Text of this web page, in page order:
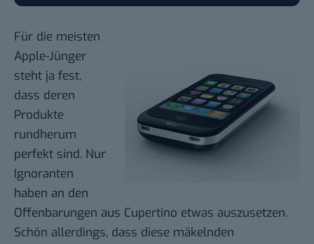
Für die meisten
Apple-Jünger
steht ja fest,
dass deren
Produkte
rundherum
perfekt sind. Nur
Ignoranten
haben an den
Offenbarungen aus Cupertino etwas auszusetzen.
Schön allerdings, dass diese mäkelnden